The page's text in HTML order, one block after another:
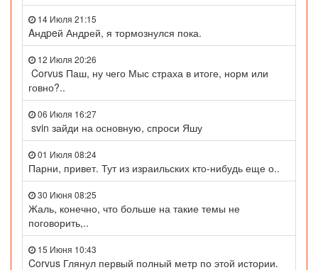
14 Июля 21:15
Aндpeй Андрей, я тормознулся пока.
12 Июля 20:26
Corvus Паш, ну чего Мыс страха в итоге, норм или
говно?..
06 Июля 16:27
svin зайди на основную, спроси Яшу
01 Июля 08:24
Парни, привет. Тут из израильских кто-нибудь еще о..
30 Июня 08:25
Жаль, конечно, что больше на такие темы не
поговорить,..
15 Июня 10:43
Corvus Глянул первый полный метр по этой истории.